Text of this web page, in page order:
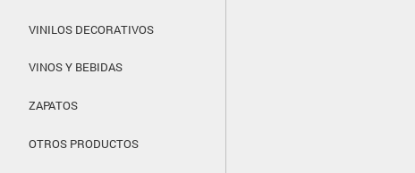
VINILOS DECORATIVOS
VINOS Y BEBIDAS
ZAPATOS
OTROS PRODUCTOS